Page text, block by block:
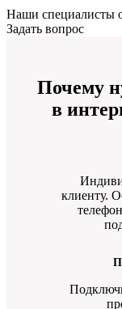
Наши специалисты
Задать вопрос
Почему
в
клиенту.